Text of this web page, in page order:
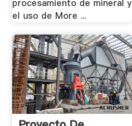
procesamiento de mineral y
el uso de More ...